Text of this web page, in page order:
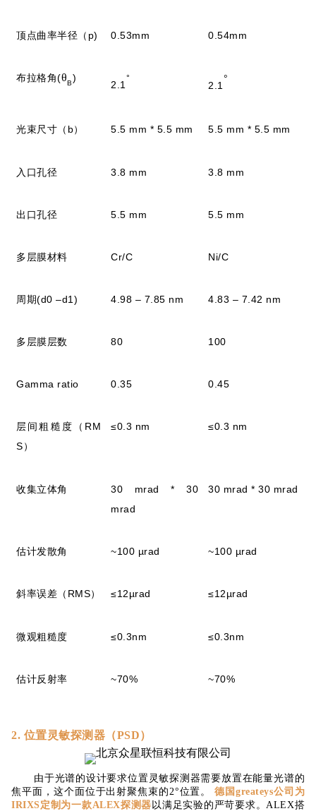
顶点曲率半径（p) 0.53mm 0.54mm
布拉格角(θB)
2.1
°
2.1
°
光束尺寸（b） 5.5 mm * 5.5 mm 5.5 mm * 5.5 mm
入口孔径 3.8 mm 3.8 mm
出口孔径 5.5 mm 5.5 mm
多层膜材料 Cr/C Ni/C
周期(d0 –d1) 4.98 – 7.85 nm 4.83 – 7.42 nm
多层膜层数 80 100
Gamma ratio 0.35 0.45
层间粗糙度（RM
S）
≤0.3 nm ≤0.3 nm
收集立体角
30 mrad * 30
mrad
30 mrad * 30 mrad
估计发散角 ~100 µrad ~100 µrad
斜率误差（RMS） ≤12µrad ≤12µrad
微观粗糙度 ≤0.3nm ≤0.3nm
估计反射率 ~70% ~70%
2. 位置灵敏探测器（PSD）
由于光谱的设计要求位置灵敏探测器需要放置在能量光谱的
焦平面，这个面位于出射聚焦束的2°位置。
德国greateys公司为
IRIXS定制为一款ALEX探测器 以满足实验的严苛要求。ALEX搭